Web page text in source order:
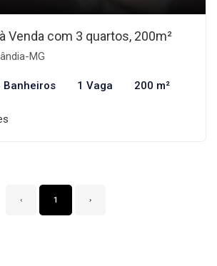
Venda com 3 quartos, 200m²
MG
Banheiros 1 Vaga 200 m²
‹ 1 ›